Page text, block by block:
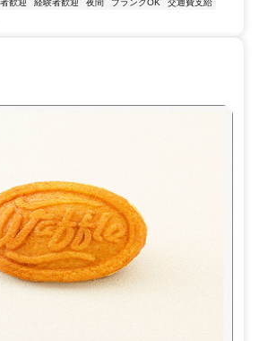
歓迎 経験者歓迎 夜間 ブランクOK
交通費支給